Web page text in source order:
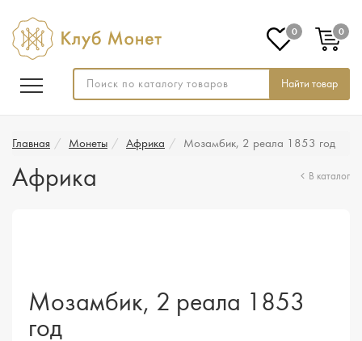
Найти товар
0 0
Главная Монеты Африка Мозамбик, 2 реала 1853 год
Африка В каталог
Мозамбик, 2 реала 1853
год